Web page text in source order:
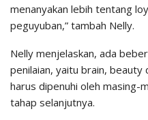
menanyakan lebih tentang
peguyuban,” tambah Nelly.
Nelly menjelaskan, ada
penilaian, yaitu brain, beauty
harus dipenuhi oleh masing-
tahap selanjutnya.